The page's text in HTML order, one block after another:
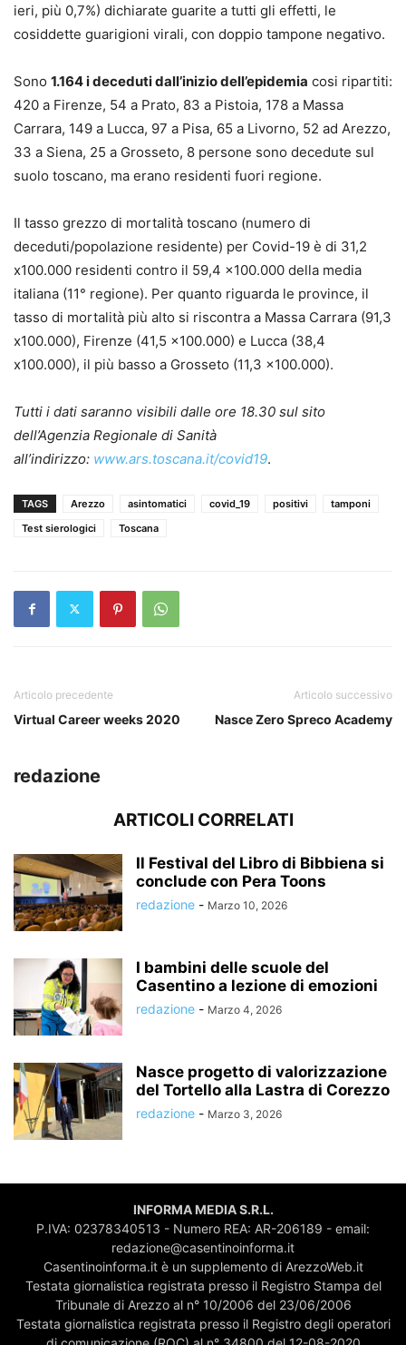
ieri, più 0,7%) dichiarate guarite a tutti gli effetti, le
cosiddette guarigioni virali, con doppio tampone negativo.
Sono 1.164 i deceduti dall’inizio dell’epidemia cosi ripartiti:
420 a Firenze, 54 a Prato, 83 a Pistoia, 178 a Massa
Carrara, 149 a Lucca, 97 a Pisa, 65 a Livorno, 52 ad Arezzo,
33 a Siena, 25 a Grosseto, 8 persone sono decedute sul
suolo toscano, ma erano residenti fuori regione.
Il tasso grezzo di mortalità toscano (numero di
deceduti/popolazione residente) per Covid-19 è di 31,2
x100.000 residenti contro il 59,4 x100.000 della media
italiana (11° regione). Per quanto riguarda le province, il
tasso di mortalità più alto si riscontra a Massa Carrara (91,3
x100.000), Firenze (41,5 x100.000) e Lucca (38,4
x100.000), il più basso a Grosseto (11,3 x100.000).
Tutti i dati saranno visibili dalle ore 18.30 sul sito
dell’Agenzia Regionale di Sanità
all’indirizzo: www.ars.toscana.it/covid19.
TAGS Arezzo asintomatici covid_19 positivi
tamponi
Test sierologici
Toscana
Articolo precedente
Virtual Career weeks 2020
Articolo successivo
Nasce Zero Spreco Academy
redazione
ARTICOLI CORRELATI
Il Festival del Libro di Bibbiena si
conclude con Pera Toons
redazione - Marzo 10, 2026
I bambini delle scuole del
Casentino a lezione di emozioni
redazione - Marzo 4, 2026
Nasce progetto di valorizzazione
del Tortello alla Lastra di Corezzo
redazione - Marzo 3, 2026
INFORMA MEDIA S.R.L.
P.IVA: 02378340513 - Numero REA: AR-206189 - email:
redazione@casentinoinforma.it
Casentinoinforma.it è un supplemento di ArezzoWeb.it
Testata giornalistica registrata presso il Registro Stampa del
Tribunale di Arezzo al n° 10/2006 del 23/06/2006
Testata giornalistica registrata presso il Registro degli operatori